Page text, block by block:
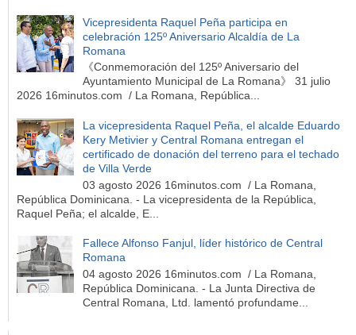
Vicepresidenta Raquel Peña participa en
celebración 125º Aniversario Alcaldía de La
Romana
《Conmemoración del 125º Aniversario del
Ayuntamiento Municipal de La Romana》 31 julio
2026 16minutos.com / La Romana, República...
La vicepresidenta Raquel Peña, el alcalde Eduardo
Kery Metivier y Central Romana entregan el
certificado de donación del terreno para el techado
de Villa Verde
03 agosto 2026 16minutos.com / La Romana,
República Dominicana. - La vicepresidenta de la República,
Raquel Peña; el alcalde, E...
Fallece Alfonso Fanjul, líder histórico de Central
Romana
04 agosto 2026 16minutos.com / La Romana,
República Dominicana. - La Junta Directiva de
Central Romana, Ltd. lamentó profundame...